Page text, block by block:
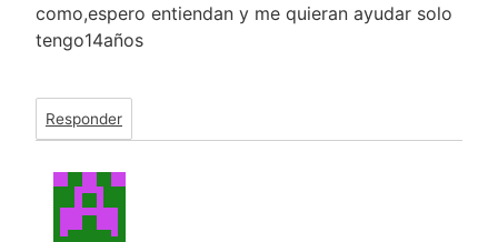
como,espero entiendan y me quieran ayudar solo
tengo14años
Responder